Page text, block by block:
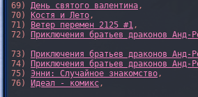
69) День святого валентина,
70)
Костя и Лето,
71)
Ветер перемен 2125 #1,
72)
Приключения братьев драконов
73)
Приключения братьев драконов
74)
Приключения братьев драконов
75) Энни: Случайное знакомство,
76)
Идеал - комикс,